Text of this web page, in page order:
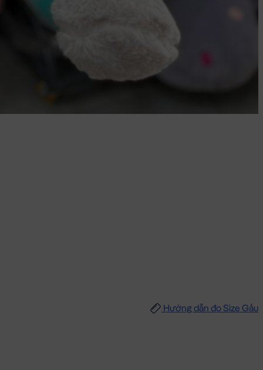
Hướng dẫn đo Size Gấu